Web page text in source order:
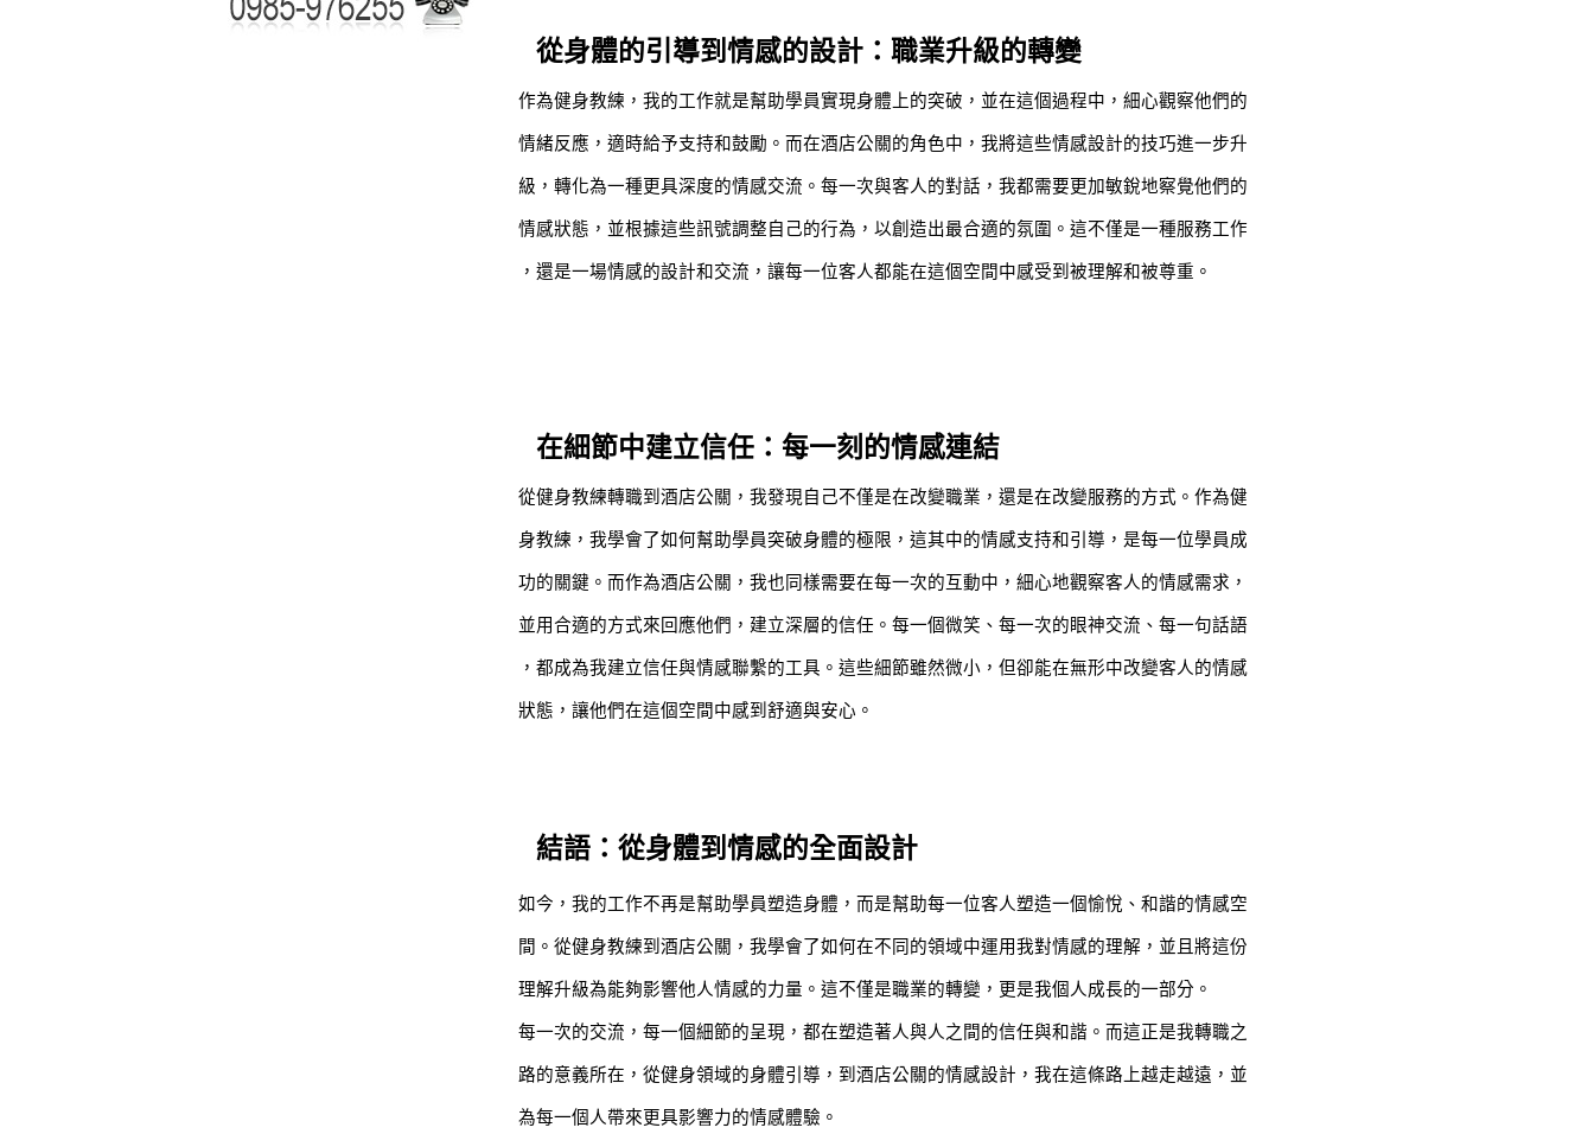
從身體的引導到情感的設計：職業升級的轉變
作為健身教練，我的工作就是幫助學員實現身體上的突破，並在這個過程中，細心觀察他們的
情緒反應，適時給予支持和鼓勵。而在酒店公關的角色中，我將這些情感設計的技巧進一步升
級，轉化為一種更具深度的情感交流。每一次與客人的對話，我都需要更加敏銳地察覺他們的
情感狀態，並根據這些訊號調整自己的行為，以創造出最合適的氛圍。這不僅是一種服務工作
，還是一場情感的設計和交流，讓每一位客人都能在這個空間中感受到被理解和被尊重。
在細節中建立信任：每一刻的情感連結
從健身教練轉職到酒店公關，我發現自己不僅是在改變職業，還是在改變服務的方式。作為健
身教練，我學會了如何幫助學員突破身體的極限，這其中的情感支持和引導，是每一位學員成
功的關鍵。而作為酒店公關，我也同樣需要在每一次的互動中，細心地觀察客人的情感需求，
並用合適的方式來回應他們，建立深層的信任。每一個微笑、每一次的眼神交流、每一句話語
，都成為我建立信任與情感聯繫的工具。這些細節雖然微小，但卻能在無形中改變客人的情感
狀態，讓他們在這個空間中感到舒適與安心。
結語：從身體到情感的全面設計
如今，我的工作不再是幫助學員塑造身體，而是幫助每一位客人塑造一個愉悅、和諧的情感空
間。從健身教練到酒店公關，我學會了如何在不同的領域中運用我對情感的理解，並且將這份
理解升級為能夠影響他人情感的力量。這不僅是職業的轉變，更是我個人成長的一部分。
每一次的交流，每一個細節的呈現，都在塑造著人與人之間的信任與和諧。而這正是我轉職之
路的意義所在，從健身領域的身體引導，到酒店公關的情感設計，我在這條路上越走越遠，並
為每一個人帶來更具影響力的情感體驗。